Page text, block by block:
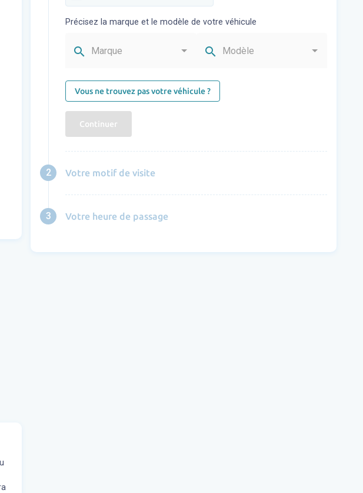
Précisez la marque et le modèle de votre véhicule
search Marque search Modèle
Vous ne trouvez pas votre véhicule ?
Continuer
2 Votre motif de visite
3 Votre heure de passage